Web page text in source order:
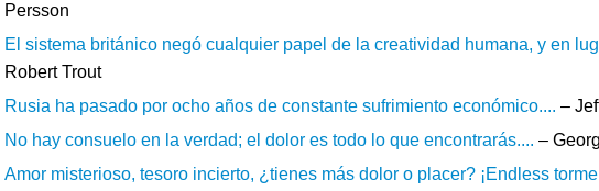
Persson
El sistema británico negó cualquier papel de la creatividad humana, y en
Robert Trout
Rusia ha pasado por ocho años de constante sufrimiento económico.... –
No hay consuelo en la verdad; el dolor es todo lo que encontrarás.... –
Amor misterioso, tesoro incierto, ¿tienes más dolor o placer? ¡Endless